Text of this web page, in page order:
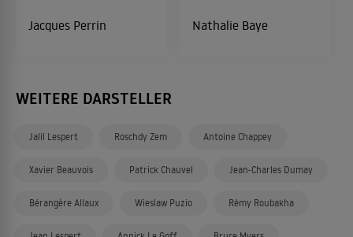
Jacques Perrin Nathalie Baye
WEITERE DARSTELLER
Jalil Lespert Roschdy Zem Antoine Chappey
Xavier Beauvois Patrick Chauvel Jean-Charles Dumay
Bérangère Allaux Wieslaw Puzio Rémy Roubakha